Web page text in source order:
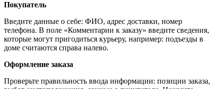
Покупатель
Введите данные о себе: ФИО, адрес доставки, номер
телефона. В поле «Комментарии к заказу» введите сведения,
которые могут пригодиться курьеру, например: подъезды в
доме считаются справа налево.
Оформление заказа
Проверьте правильность ввода информации: позиции заказа,